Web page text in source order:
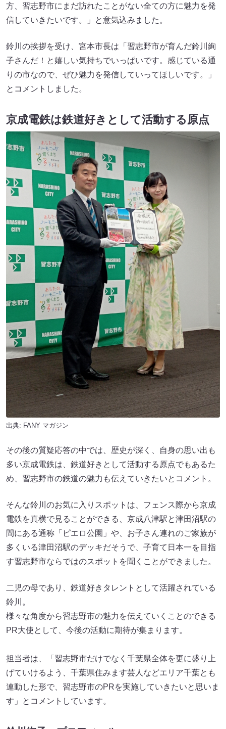
方、習志野市にまだ訪れたことがない全ての方に魅力を発
信していきたいです。」と意気込みました。
鈴川の挨拶を受け、宮本市長は「習志野市が育んだ鈴川絢
子さんだ！と嬉しい気持ちでいっぱいです。感じている通
りの市なので、ぜひ魅力を発信していってほしいです。」
とコメントしました。
京成電鉄は鉄道好きとして活動する原点
出典: FANY マガジン
その後の質疑応答の中では、歴史が深く、自身の思い出も
多い京成電鉄は、鉄道好きとして活動する原点でもあるた
め、習志野市の鉄道の魅力も伝えていきたいとコメント。
そんな鈴川のお気に入りスポットは、フェンス際から京成
電鉄を真横で見ることができる、京成八津駅と津田沼駅の
間にある通称「ピエロ公園」や、お子さん連れのご家族が
多くいる津田沼駅のデッキだそうで、子育て日本一を目指
す習志野市ならではのスポットを聞くことができました。
二児の母であり、鉄道好きタレントとして活躍されている
鈴川。
様々な角度から習志野市の魅力を伝えていくことのできる
PR大使として、今後の活動に期待が集まります。
担当者は、「習志野市だけでなく千葉県全体を更に盛り上
げていけるよう、千葉県住みます芸人などエリア千葉とも
連動した形で、習志野市のPRを実施していきたいと思いま
す」とコメントしています。